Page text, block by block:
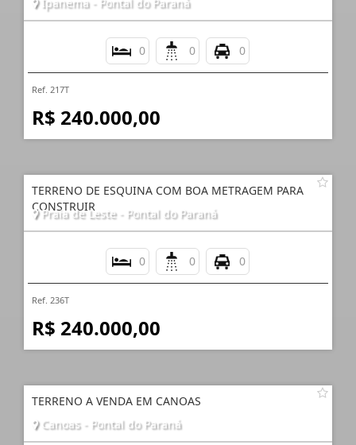
0 0 0
Ref. 217T
R$ 240.000,00
TERRENO DE ESQUINA COM BOA METRAGEM PARA
CONSTRUIR
Praia de Leste - Pontal do Paraná
0 0 0
Ref. 236T
R$ 240.000,00
TERRENO A VENDA EM CANOAS
Canoas - Pontal do Paraná